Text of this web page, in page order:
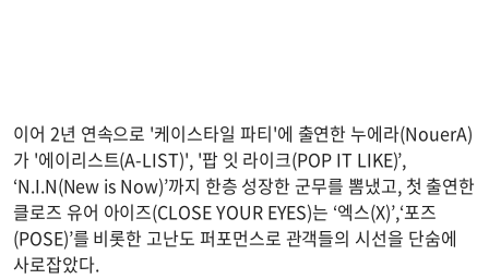
이어 2년 연속으로 '케이스타일 파티'에 출연한 누에라(NouerA)
가 '에이리스트(A-LIST)', '팝 잇 라이크(POP IT LIKE)’,
‘N.I.N(New is Now)’까지 한층 성장한 군무를 뽐냈고, 첫 출연한
클로즈 유어 아이즈(CLOSE YOUR EYES)는 ‘엑스(X)’,‘포즈
(POSE)’를 비롯한 고난도 퍼포먼스로 관객들의 시선을 단숨에
사로잡았다.